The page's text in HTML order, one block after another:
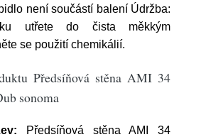
není součástí balení Údržba:
utřete do čista měkkým
se použití chemikálií.
Předsíňová stěna AMI 34
sonoma
Předsíňová stěna AMI 34